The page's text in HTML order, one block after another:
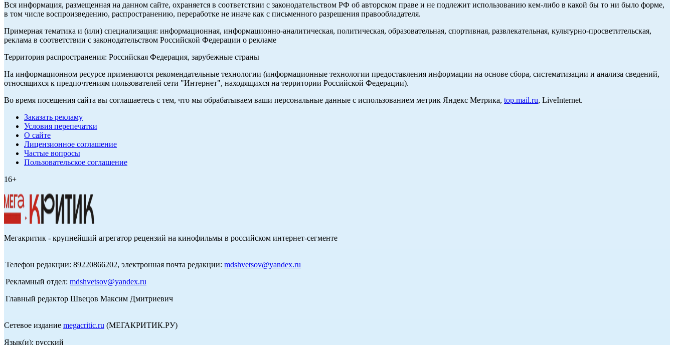
Вся информация, размещенная на данном сайте, охраняется в соответствии с законодательством РФ об авторском праве и не подлежит использованию кем-либо в какой бы то ни было форме,
в том числе воспроизведению, распространению, переработке не иначе как с письменного разрешения правообладателя.
Примерная тематика и (или) специализация: информационная, информационно-аналитическая, политическая, образовательная, спортивная, развлекательная, культурно-просветительская,
реклама в соответствии с законодательством Российской Федерации о рекламе
Территория распространения: Российская Федерация, зарубежные страны
На информационном ресурсе применяются рекомендательные технологии (информационные технологии предоставления информации на основе сбора, систематизации и анализа сведений,
относящихся к предпочтениям пользователей сети "Интернет", находящихся на территории Российской Федерации).
Во время посещения сайта вы соглашаетесь с тем, что мы обрабатываем ваши персональные данные с использованием метрик Яндекс Метрика, top.mail.ru, LiveInternet.
Заказать рекламу
Условия перепечатки
О сайте
Лицензионное соглашение
Частые вопросы
Пользовательское соглашение
16+
Мегакритик - крупнейший агрегатор рецензий на кинофильмы в российском интернет-сегменте
Телефон редакции: 89220866202, электронная почта редакции: mdshvetsov@yandex.ru
Рекламный отдел: mdshvetsov@yandex.ru
Главный редактор Швецов Максим Дмитриевич
Сетевое издание megacritic.ru (МЕГАКРИТИК.РУ)
Язык(и): русский